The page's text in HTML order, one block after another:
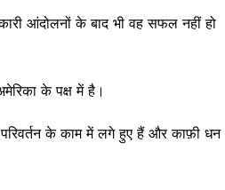
आंदोलनों के बाद भी वह सफल नहीं हो
के पक्ष में है।
के काम में लगे हुए हैं और काफ़ी धन